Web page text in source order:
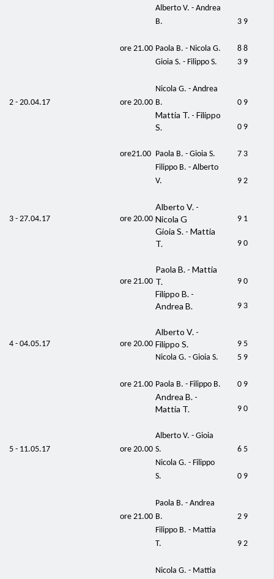
Alberto V. - Andrea
B.
3 9
ore 21.00 Paola B. - Nicola G.
8 8
Gioia S. - Filippo S.
3 9
2 - 20.04.17 ore 20.00
Nicola G. - Andrea
B.
0 9
Mattia T. - Filippo
S.
0 9
ore21.00 Paola B. - Gioia S.
7 3
Filippo B. - Alberto
V.
9 2
3 - 27.04.17 ore 20.00
Alberto V. -
Nicola G
9 1
Gioia S. - Mattia
T.
9 0
ore 21.00
Paola B. - Mattia
T.
9 0
Filippo B. -
Andrea B.
9 3
4 - 04.05.17 ore 20.00
Alberto V. -
Filippo S.
9 5
Nicola G. - Gioia S.
5 9
ore 21.00 Paola B. - Filippo B. 0 9
Andrea B. -
Mattia T.
9 0
5 - 11.05.17 ore 20.00
Alberto V. - Gioia
S.
6 5
Nicola G. - Filippo
S.
0 9
ore 21.00
Paola B. - Andrea
B.
2 9
Filippo B. - Mattia
T.
9 2
Nicola G. - Mattia